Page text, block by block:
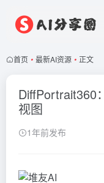
首页 • 最新AI资源 • 正文
DiffPortrait360
视图
1年前发布